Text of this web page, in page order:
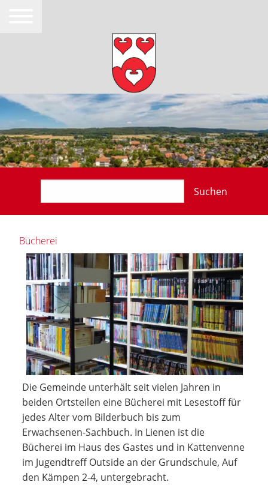
Suchen
Bücherei
Die Gemeinde unterhält seit vielen Jahren in
beiden Ortsteilen eine Bücherei mit Lesestoff für
jedes Alter vom Bilderbuch bis zum
Erwachsenen-Sachbuch. In Lienen ist die
Bücherei im Haus des Gastes und in Kattenvenne
im Jugendtreff Outside an der Grundschule, Auf
den Kämpen 2-4, untergebracht.